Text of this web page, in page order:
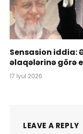
Sensasion iddia:
əlaqələrinə görə
17 İyul 2026
LEAVE A REPLY